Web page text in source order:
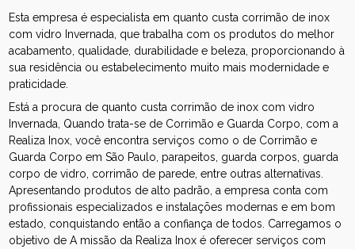
Esta empresa é especialista em quanto custa corrimão de inox
com vidro Invernada, que trabalha com os produtos do melhor
acabamento, qualidade, durabilidade e beleza, proporcionando à
sua residência ou estabelecimento muito mais modernidade e
praticidade.
Está a procura de quanto custa corrimão de inox com vidro
Invernada, Quando trata-se de Corrimão e Guarda Corpo, com a
Realiza Inox, você encontra serviços como o de Corrimão e
Guarda Corpo em São Paulo, parapeitos, guarda corpos, guarda
corpo de vidro, corrimão de parede, entre outras alternativas.
Apresentando produtos de alto padrão, a empresa conta com
profissionais especializados e instalações modernas e em bom
estado, conquistando então a confiança de todos. Carregamos o
objetivo de A missão da Realiza Inox é oferecer serviços com